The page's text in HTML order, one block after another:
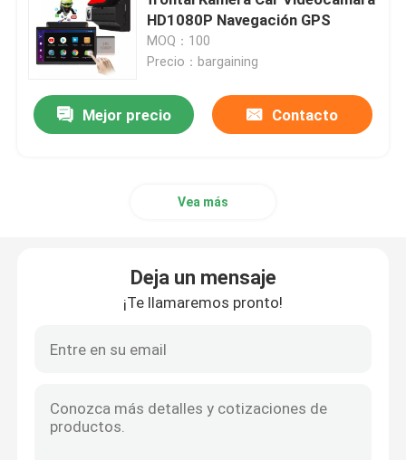
Caja negra DVR Full HD 1080P
Grabadora de cámara de tablero
Cámara de tablero GPS
HD1080P Navegación GPS
MOQ：100
Precio：bargaining
Mejor precio Contacto
Vea más
Deja un mensaje
¡Te llamaremos pronto!